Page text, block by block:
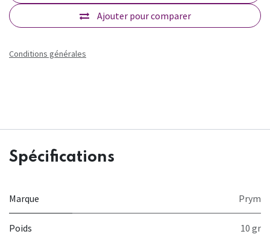
Ajouter pour comparer
Conditions générales
Spécifications
Marque Prym
Poids 10 gr